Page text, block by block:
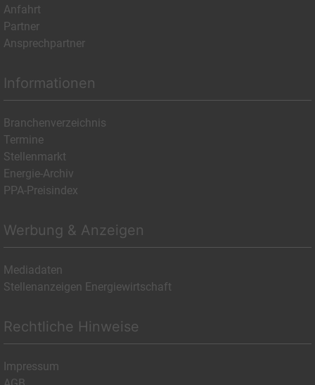
Anfahrt
Partner
Ansprechpartner
Informationen
Branchenverzeichnis
Termine
Stellenmarkt
Energie-Archiv
PPA-Preisindex
Werbung & Anzeigen
Mediadaten
Stellenanzeigen Energiewirtschaft
Rechtliche Hinweise
Impressum